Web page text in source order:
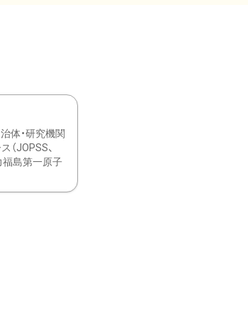
体・研究機関
JOPSS、
福島第一原子